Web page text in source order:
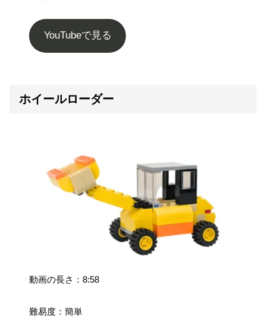
YouTubeで見る
ホイールローダー
動画の長さ：8:58
難易度：簡単